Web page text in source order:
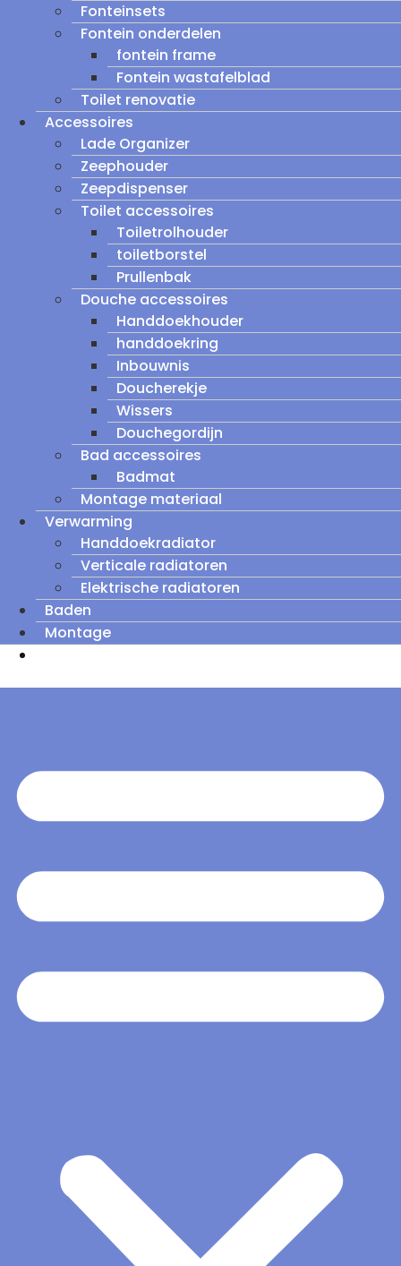
Fonteinsets
Fontein onderdelen
fontein frame
Fontein wastafelblad
Toilet renovatie
Accessoires
Lade Organizer
Zeephouder
Zeepdispenser
Toilet accessoires
Toiletrolhouder
toiletborstel
Prullenbak
Douche accessoires
Handdoekhouder
handdoekring
Inbouwnis
Doucherekje
Wissers
Douchegordijn
Bad accessoires
Badmat
Montage materiaal
Verwarming
Handdoekradiator
Verticale radiatoren
Elektrische radiatoren
Baden
Montage